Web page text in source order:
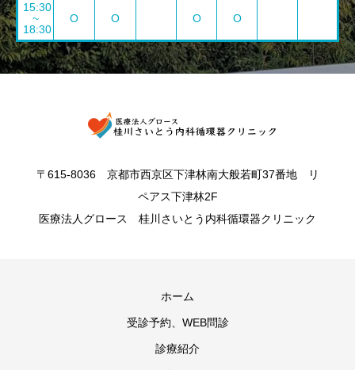
15:30
~
18:30
O O O O
〒615-8036 京都市西京区下津林南大般若町37番地 リ
ペアス下津林2F
医療法人グロース 桂川さいとう内科循環器クリニック
ホーム
受診予約、WEB問診
診療紹介